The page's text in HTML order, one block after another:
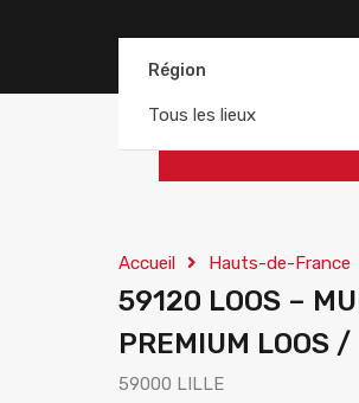
Région
Tous les lieux
Accueil Hauts-de-France
59120 LOOS –
PREMIUM LOOS
59000 LILLE